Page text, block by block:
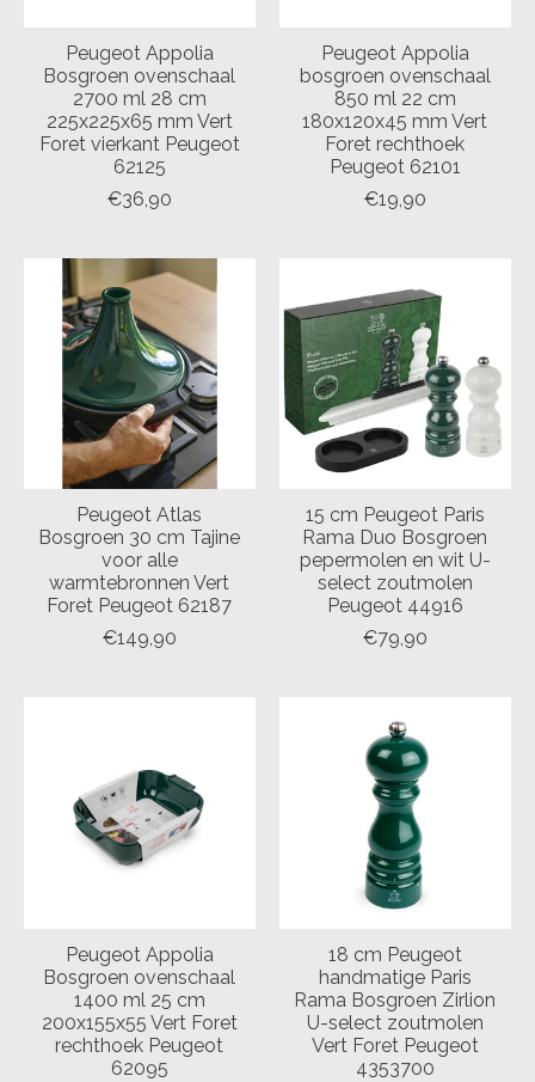
Peugeot Appolia
Bosgroen ovenschaal
2700 ml 28 cm
225x225x65 mm Vert
Foret vierkant Peugeot
62125
€36,90
Peugeot Appolia
bosgroen ovenschaal
850 ml 22 cm
180x120x45 mm Vert
Foret rechthoek
Peugeot 62101
€19,90
Peugeot Atlas
Bosgroen 30 cm Tajine
voor alle
warmtebronnen Vert
Foret Peugeot 62187
€149,90
15 cm Peugeot Paris
Rama Duo Bosgroen
pepermolen en wit U-
select zoutmolen
Peugeot 44916
€79,90
Peugeot Appolia
Bosgroen ovenschaal
1400 ml 25 cm
200x155x55 Vert Foret
rechthoek Peugeot
62095
18 cm Peugeot
handmatige Paris
Rama Bosgroen Zirlion
U-select zoutmolen
Vert Foret Peugeot
4353700